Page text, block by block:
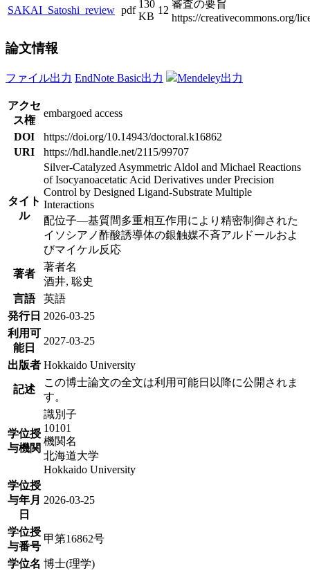
SAKAI_Satoshi_review pdf
130
KB
12
審査の要旨
https://creativecommons.org/
論文情報
ファイル出力 EndNote Basic出力 Mendeley出力
アクセ
ス権
embargoed access
DOI
https://doi.org/10.14943/doctoral.k16862
URI
https://hdl.handle.net/2115/99707
タイト
ル
Silver-Catalyzed Asymmetric Aldol and Michael Reactions
of Isocyanoacetatic Acid Derivatives under Precision
Control by Designed Ligand-Substrate Multiple
Interactions
配位子―基質間多重相互作用により精密制御された
イソシアノ酢酸誘導体の銀触媒不斉アルドールおよ
びマイケル反応
著者
著者名
酒井, 聡史
言語
英語
発行日 2026-03-25
利用可
能日
2027-03-25
出版者 Hokkaido University
記述
この博士論文の全文は利用可能日以降に公開されま
す。
学位授
与機関
識別子
10101
機関名
北海道大学
Hokkaido University
学位授
与年月
日
2026-03-25
学位授
与番号
甲第16862号
学位名 博士(理学)